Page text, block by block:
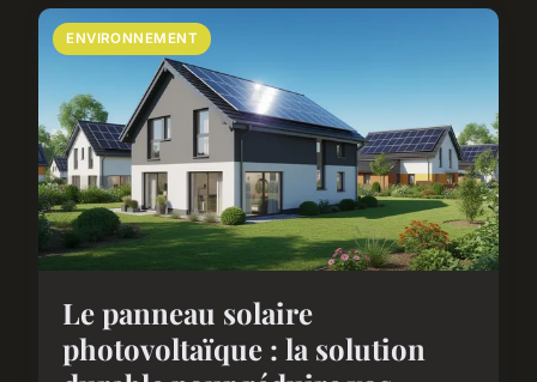
ENVIRONNEMENT
Le panneau solaire
photovoltaïque : la solution